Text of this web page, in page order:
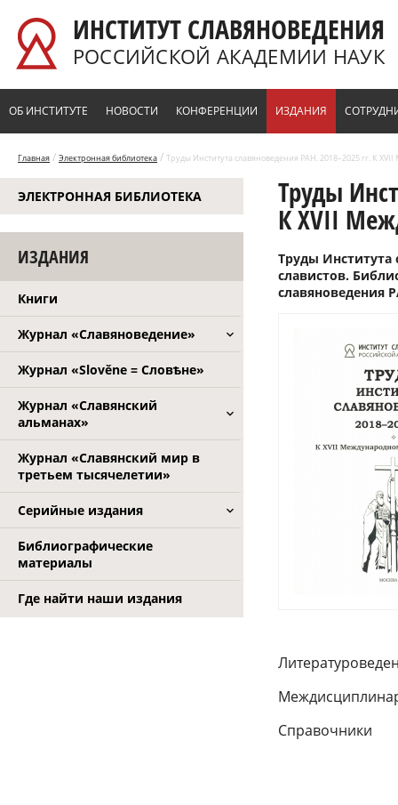
ИНСТИТУТ СЛАВЯНОВЕДЕНИЯ
РОССИЙСКОЙ АКАДЕМИИ НАУК
ОБ ИНСТИТУТЕ НОВОСТИ КОНФЕРЕНЦИИ ИЗДАНИЯ
Главная / Электронная библиотека / Труды Института славяноведения РАН. 2018–2025 гг. К
ЭЛЕКТРОННАЯ БИБЛИОТЕКА
ИЗДАНИЯ
Книги
Журнал «Славяноведение»
Журнал «Slověne = Словѣне»
Журнал «Славянский
альманах»
Журнал «Славянский мир в
третьем тысячелетии»
Серийные издания
Библиографические
материалы
Где найти наши издания
Труды
К XVII
Труды Института
славистов.
славяноведения
Справочники